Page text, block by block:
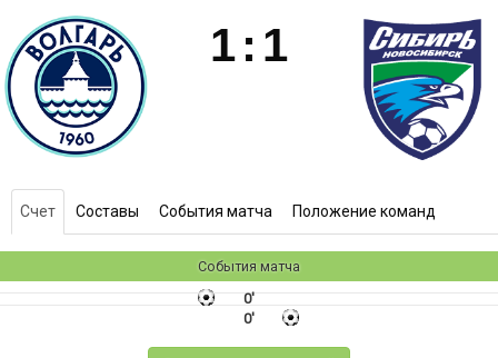
1: 1
Счет Составы События матча Положение команд
События матча
0'
0'